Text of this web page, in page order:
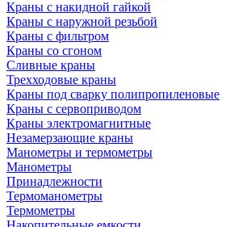
Краны с накидной гайкой
Краны с наружной резьбой
Краны с фильтром
Краны со сгоном
Сливные краны
Трехходовые краны
Краны под сварку полипропиленовые
Краны с сервоприводом
Краны электромагнитные
Незамерзающие краны
Манометры и термометры
Манометры
Принадлежности
Термоманометры
Термометры